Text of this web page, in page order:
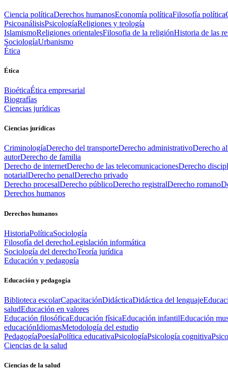
Ciencia políticaDerechos humanosEconomía políticaFilosofía política
PsicoanálisisPsicologíaReligiones y teología
IslamismoReligiones orientalesFilosofia de la religiónHistoria de las
SociologíaUrbanismo
Ética
Ética
BioéticaÉtica empresarial
Biografías
Ciencias jurídicas
Ciencias jurídicas
CriminologíaDerecho del transporteDerecho administrativoDerecho
autorDerecho de familia
Derecho de internetDerecho de las telecomunicacionesDerecho
notarialDerecho penalDerecho privado
Derecho procesalDerecho públicoDerecho registralDerecho romano
Derechos humanos
Derechos humanos
HistoriaPolíticaSociología
Filosofía del derechoLegislación informática
Sociología del derechoTeoría jurídica
Educación y pedagogía
Educación y pedagogía
Biblioteca escolarCapacitaciónDidácticaDidáctica del lenguaje
saludEducación en valores
Educación filosóficaEducación físicaEducación infantilEducación
educaciónIdiomasMetodología del estudio
PedagogíaPoesíaPolítica educativaPsicologíaPsicología cognitiva
Ciencias de la salud
Ciencias de la salud